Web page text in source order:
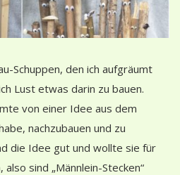
Schuppen, den ich aufgräumt
Lust etwas darin zu bauen.
von einer Idee aus dem
nachzubauen und zu
die Idee gut und wollte sie für
sind „Männlein-Stecken“